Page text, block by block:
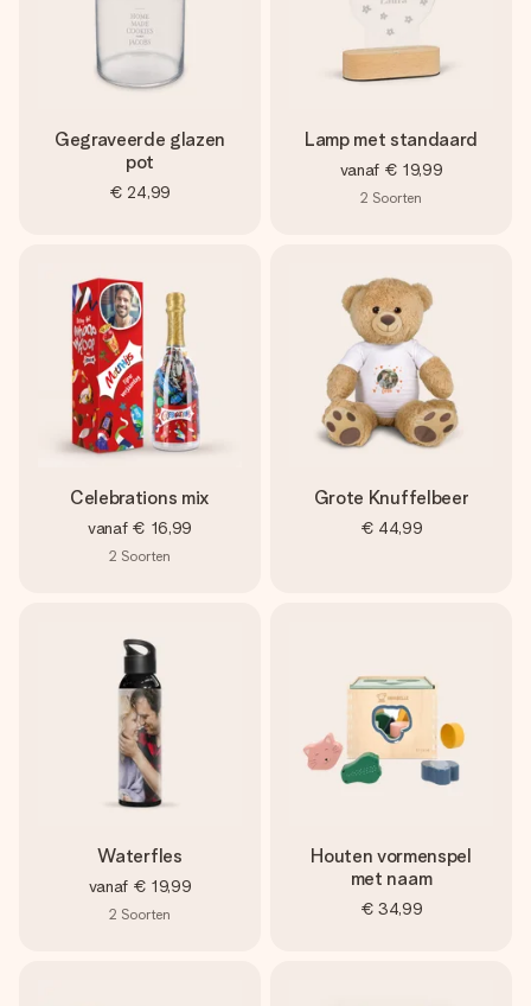
Gegraveerde glazen
pot
€ 24,99
Lamp met standaard
vanaf € 19,99
2 Soorten
Celebrations mix
vanaf € 16,99
2 Soorten
Grote Knuffelbeer
€ 44,99
Waterfles
vanaf € 19,99
2 Soorten
Houten vormenspel
met naam
€ 34,99